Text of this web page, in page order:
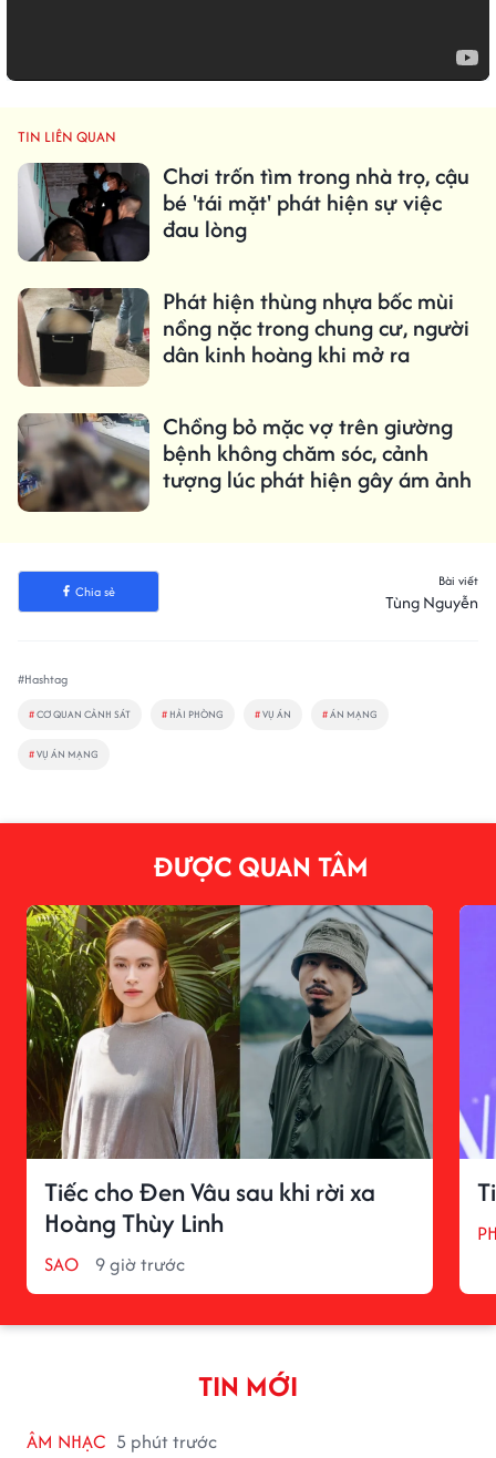
TIN LIÊN QUAN
Chơi trốn tìm trong nhà trọ, cậu
bé 'tái mặt' phát hiện sự việc
đau lòng
Phát hiện thùng nhựa bốc mùi
nồng nặc trong chung cư, người
dân kinh hoàng khi mở ra
Chồng bỏ mặc vợ trên giường
bệnh không chăm sóc, cảnh
tượng lúc phát hiện gây ám ảnh
Chia sẻ
Bài viết
Tùng Nguyễn
#Hashtag
#CƠ QUAN CẢNH SÁT # HẢI PHÒNG #VỤ ÁN #ÁN MẠNG
#VỤ ÁN MẠNG
ĐƯỢC QUAN TÂM
Tiếc cho Đen Vâu sau khi rời xa
Hoàng Thùy Linh
SAO 9 giờ trước
TIN MỚI
ÂM NHẠC 5 phút trước